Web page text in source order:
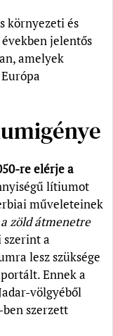
környezeti és
jelentős
amelyek
re elérje a
lítiumot
műveleteinek
zöld átmenetre
szerint a
lesz szüksége
Ennek a
völgyéből
szerzett